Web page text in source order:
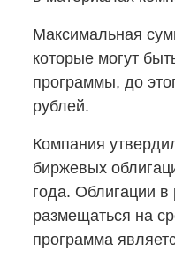
Максимальная
которые могут
программы, до
рублей.
Компания
биржевых
года. Облигации
размещаться на
программа